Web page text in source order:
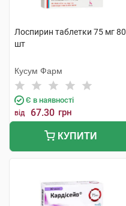
Лоспирин таблетки 75 мг 80
шт
Кусум Фарм
Є в наявності
від 67.30 грн
КУПИТИ